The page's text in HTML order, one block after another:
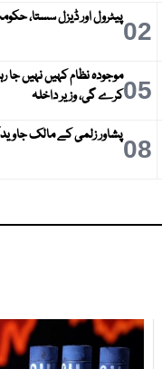
02پیٹرول اور ڈیزل سستا،
05موجودہ نظام کہیں نہیں
کرے گی، وزیر داخلہ
08پشاور زلمی کے مالک جاوید